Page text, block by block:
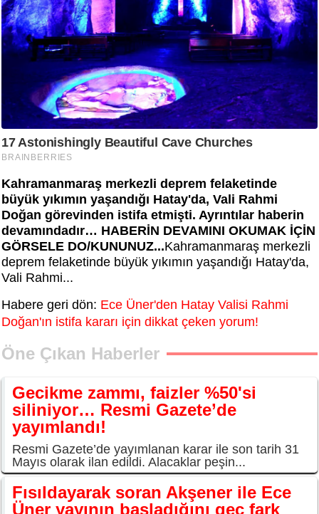
Kahramanmaraş merkezli deprem felaketinde
büyük yıkımın yaşandığı Hatay'da, Vali Rahmi
Doğan görevinden istifa etmişti. Ayrıntılar haberin
devamındadır… HABERİN DEVAMINI OKUMAK İÇİN
GÖRSELE DO/KUNUNUZ...Kahramanmaraş merkezli
deprem felaketinde büyük yıkımın yaşandığı Hatay'da,
Vali Rahmi...
Habere geri dön: Ece Üner'den Hatay Valisi Rahmi
Doğan'ın istifa kararı için dikkat çeken yorum!
Öne Çıkan Haberler
Gecikme zammı, faizler %50'si
siliniyor… Resmi Gazete’de
yayımlandı!
Resmi Gazete’de yayımlanan karar ile son tarih 31
Mayıs olarak ilan edildi. Alacaklar peşin...
Fısıldayarak soran Akşener ile Ece
Üner yayının başladığını geç fark